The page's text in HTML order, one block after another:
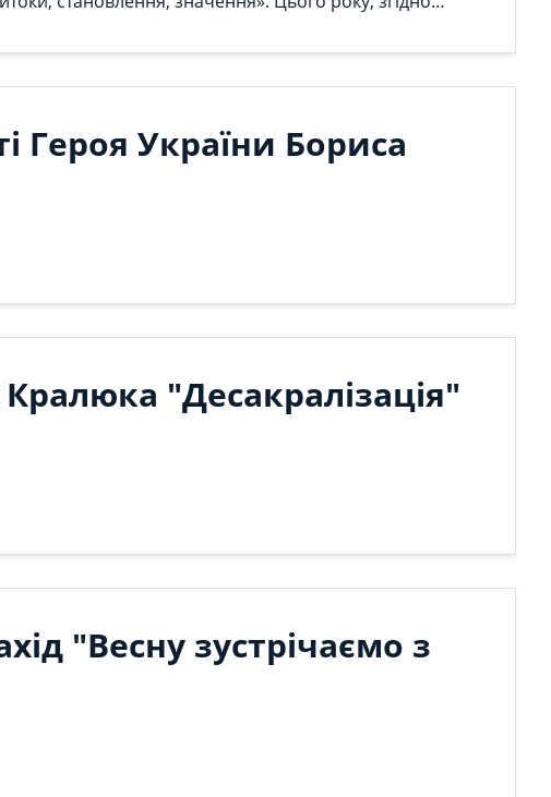
(1199). Постання цієї держави у формі
Героя України Бориса
"Десакралізація"
"Весну зустрічаємо з